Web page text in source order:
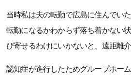
当時私は夫の転勤で広島に住んでい
転勤になるかわからず落ち着かない
び寄せるわけにいかないと、遠距離
認知症が進行したためグループホー